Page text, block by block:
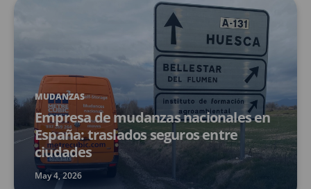
MUDANZAS
Empresa de mudanzas nacionales en
España: traslados seguros entre
ciudades
May 4, 2026